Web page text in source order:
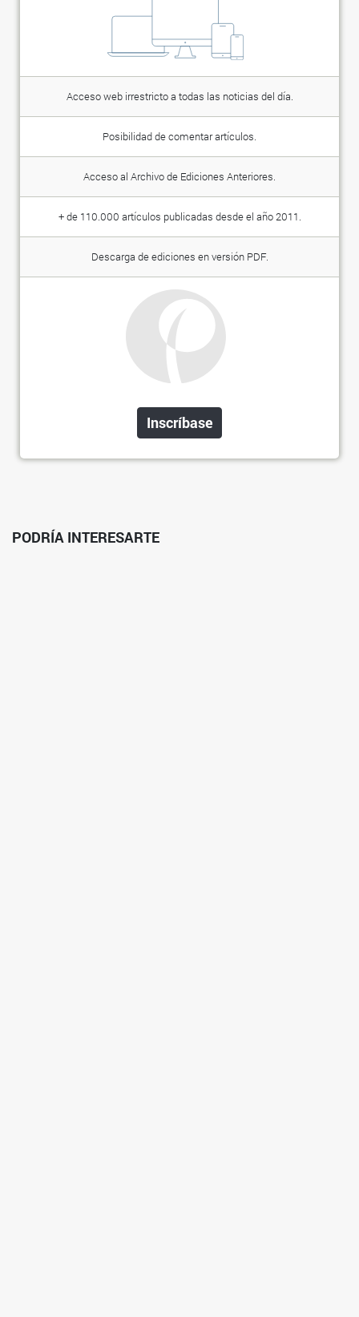
Acceso web irrestricto a todas las noticias del día.
Posibilidad de comentar artículos.
Acceso al Archivo de Ediciones Anteriores.
+ de 110.000 artículos publicadas desde el año 2011.
Descarga de ediciones en versión PDF.
Inscríbase
PODRÍA INTERESARTE